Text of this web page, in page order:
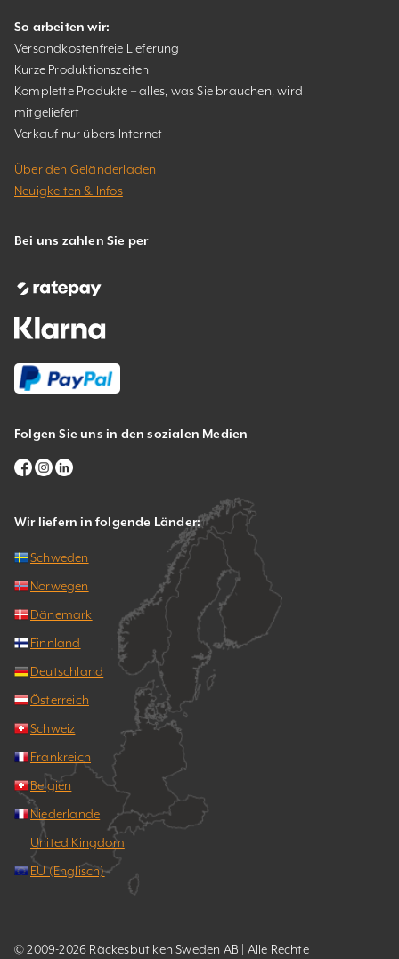
So arbeiten wir:
Versandkostenfreie Lieferung
Kurze Produktionszeiten
Komplette Produkte – alles, was Sie brauchen, wird
mitgeliefert
Verkauf nur übers Internet
Über den Geländerladen
Neuigkeiten & Infos
Bei uns zahlen Sie per
Folgen Sie uns in den sozialen Medien
Wir liefern in folgende Länder:
Schweden
Norwegen
Dänemark
Finnland
Deutschland
Österreich
Schweiz
Frankreich
Belgien
Niederlande
United Kingdom
EU (Englisch)
© 2009-2026 Räckesbutiken Sweden AB | Alle Rechte